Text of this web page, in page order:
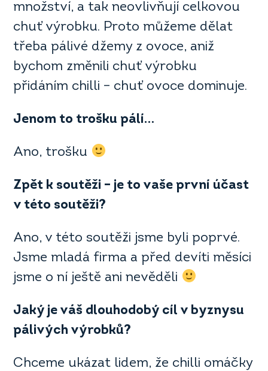
množství, a tak neovlivňují celkovou
chuť výrobku. Proto můžeme dělat
třeba pálivé džemy z ovoce, aniž
bychom změnili chuť výrobku
přidáním chilli – chuť ovoce dominuje.
Jenom to trošku pálí…
Ano, trošku
Zpět k soutěži – je to vaše první účast
v této soutěži?
Ano, v této soutěži jsme byli poprvé.
Jsme mladá firma a před devíti měsíci
jsme o ní ještě ani nevěděli
Jaký je váš dlouhodobý cíl v byznysu
pálivých výrobků?
Chceme ukázat lidem, že chilli omáčky